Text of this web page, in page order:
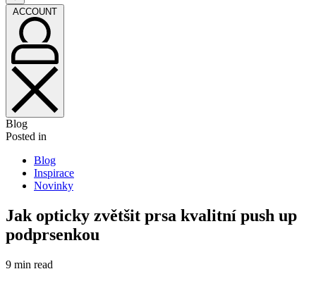
ACCOUNT
Blog
Posted in
Blog
Inspirace
Novinky
Jak opticky zvětšit prsa kvalitní push up
podprsenkou
9 min read